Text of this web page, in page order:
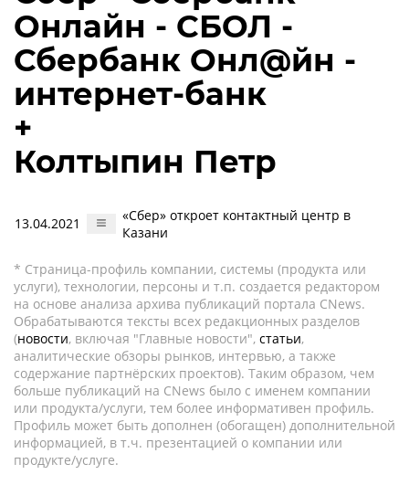
Онлайн - СБОЛ -
Сбербанк Онл@йн -
интернет-банк
+
Колтыпин Петр
13.04.2021
«Сбер» откроет контактный центр в
Казани
* Страница-профиль компании, системы (продукта или
услуги), технологии, персоны и т.п. создается редактором
на основе анализа архива публикаций портала CNews.
Обрабатываются тексты всех редакционных разделов
(новости, включая "Главные новости", статьи,
аналитические обзоры рынков, интервью, а также
содержание партнёрских проектов). Таким образом, чем
больше публикаций на CNews было с именем компании
или продукта/услуги, тем более информативен профиль.
Профиль может быть дополнен (обогащен) дополнительной
информацией, в т.ч. презентацией о компании или
продукте/услуге.